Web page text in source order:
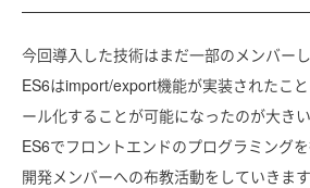
今回導入した技術はまだ一部のメンバー
ES6はimport/export機能が実装されたこ
ール化することが可能になったのが大き
ES6でフロントエンドのプログラミング
開発メンバーへの布教活動をしていきます